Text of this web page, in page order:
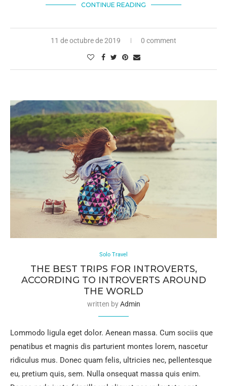
CONTINUE READING
11 de octubre de 2019 0 comment
Solo Travel
THE BEST TRIPS FOR INTROVERTS,
ACCORDING TO INTROVERTS AROUND
THE WORLD
written byAdmin
Lommodo ligula eget dolor. Aenean massa. Cum sociis que
penatibus et magnis dis parturient montes lorem, nascetur
ridiculus mus. Donec quam felis, ultricies nec, pellentesque
eu, pretium quis, sem. Nulla onsequat massa quis enim.